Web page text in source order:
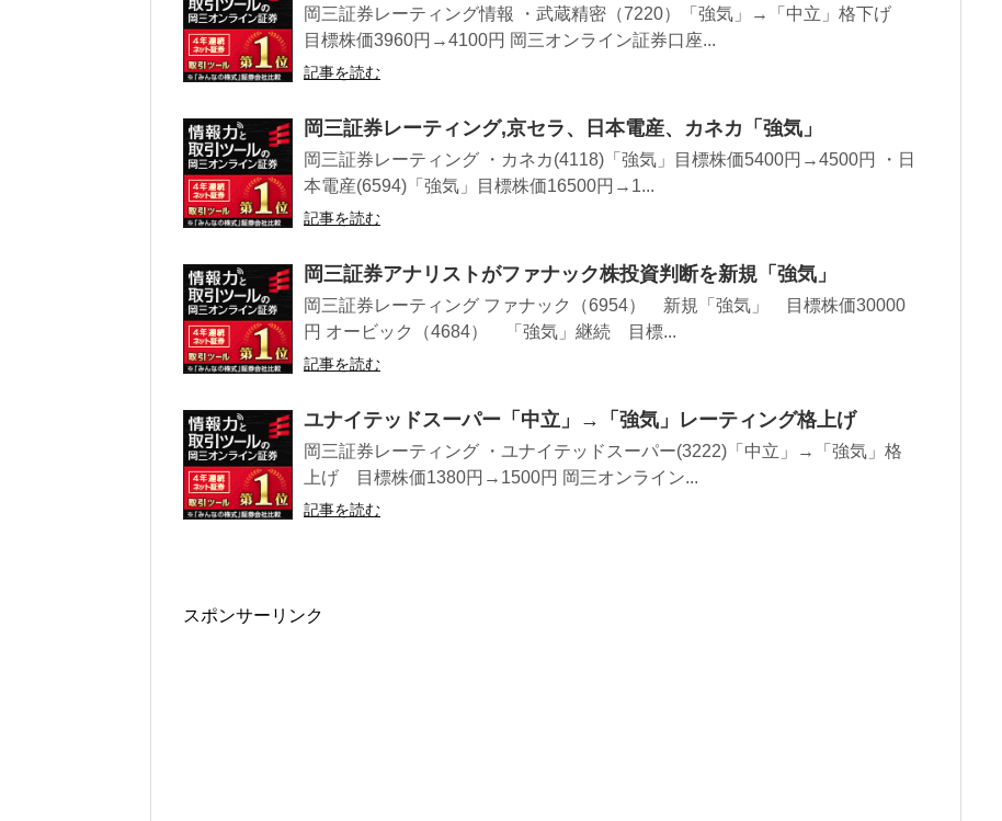
岡三証券レーティング情報 ・武蔵精密（7220）「強気」→「中立」格下げ
目標株価3960円→4100円 岡三オンライン証券口座...
記事を読む
岡三証券レーティング,京セラ、日本電産、カネカ「強気」
岡三証券レーティング ・カネカ(4118)「強気」目標株価5400円→4500円 ・日
本電産(6594)「強気」目標株価16500円→1...
記事を読む
岡三証券アナリストがファナック株投資判断を新規「強気」
岡三証券レーティング ファナック（6954） 新規「強気」 目標株価30000
円 オービック（4684） 「強気」継続 目標...
記事を読む
ユナイテッドスーパー「中立」→「強気」レーティング格上げ
岡三証券レーティング ・ユナイテッドスーパー(3222)「中立」→「強気」格
上げ 目標株価1380円→1500円 岡三オンライン...
記事を読む
スポンサーリンク